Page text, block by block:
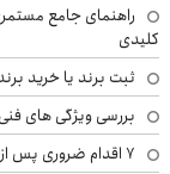
راهنمای جامع
کلیدی
ثبت برند یا خرید
بررسی ویژگی های
۷ اقدام ضروری پس از تشکیل پرونده مواد مخدر؛ راهنمای خانواده‌ها